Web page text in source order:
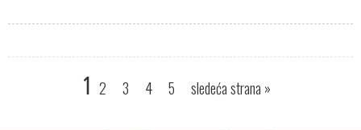
1 2 3 4 5 sledeća strana »